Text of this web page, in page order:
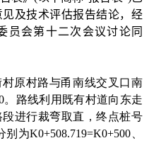
及技术评估报告结论，经
员会第十二次会议讨论同
原村路与甬南线交叉口南
。路线利用既有村道向东走
进行裁弯取直，终点桩号
为K0+508.719=K0+500、